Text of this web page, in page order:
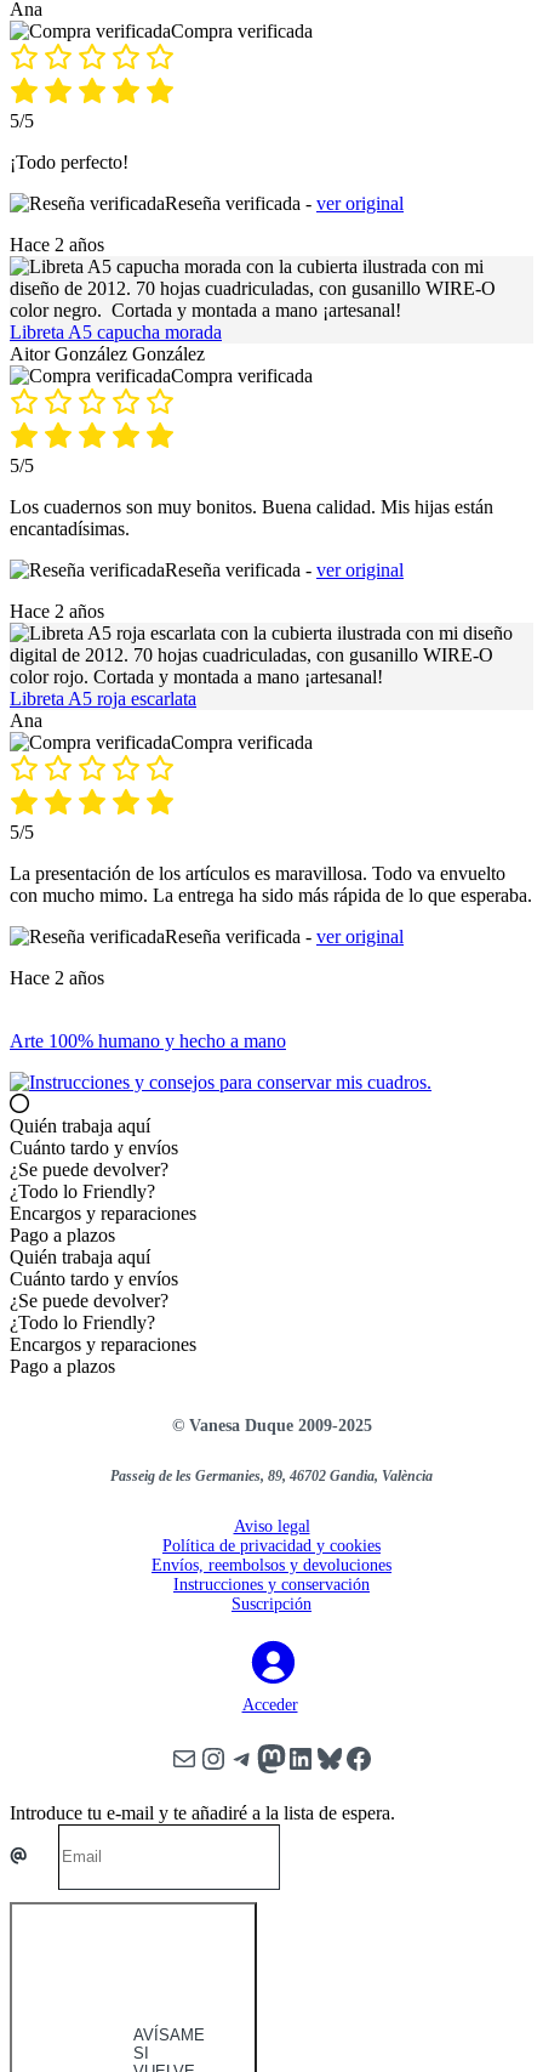
Ana
Compra verificada
5/5
¡Todo perfecto!
Reseña verificada - ver original
Hace 2 años
Libreta A5 capucha morada
Aitor González González
Compra verificada
5/5
Los cuadernos son muy bonitos. Buena calidad. Mis hijas están
encantadísimas.
Reseña verificada - ver original
Hace 2 años
Libreta A5 roja escarlata
Ana
Compra verificada
5/5
La presentación de los artículos es maravillosa. Todo va envuelto
con mucho mimo. La entrega ha sido más rápida de lo que esperaba.
Reseña verificada - ver original
Hace 2 años
Arte 100% humano y hecho a mano
Quién trabaja aquí
Cuánto tardo y envíos
¿Se puede devolver?
¿Todo lo Friendly?
Encargos y reparaciones
Pago a plazos
Quién trabaja aquí
Cuánto tardo y envíos
¿Se puede devolver?
¿Todo lo Friendly?
Encargos y reparaciones
Pago a plazos
© Vanesa Duque 2009-2025
Passeig de les Germanies, 89, 46702 Gandia, València
Aviso legal
Política de privacidad y cookies
Envíos, reembolsos y devoluciones
Instrucciones y conservación
Suscripción
Acceder
Correo electrónico
Instagram
Telegram
Mastodon
LinkedIn
Bluesky
Facebook
Scroll
Up
Introduce tu e-mail y te añadiré a la lista de espera.
AVÍSAME
SI